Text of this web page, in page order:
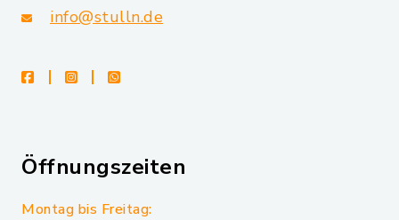
info@stulln.de
facebookinstagramwhatsapp
Öffnungszeiten
Montag bis Freitag: